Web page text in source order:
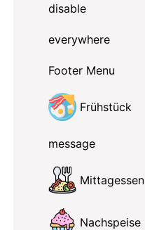
disable
everywhere
Footer Menu
Frühstück
message
Mittagessen
Nachspeise